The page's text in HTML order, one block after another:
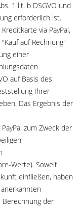
1 lit. b DSGVO und
erforderlich ist.
via PayPal,
auf Rechnung"
einer
auf Basis des
Ihrer
Das Ergebnis der
zum Zweck der
Werte). Soweit
einfließen, haben
der